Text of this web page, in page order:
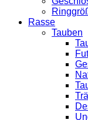
Rasse
Tauben